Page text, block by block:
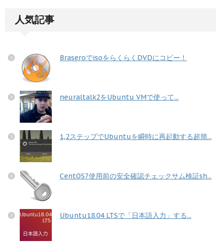
人気記事
BraseroでisoをらくらくDVDにコピー！
neuraltalk2をUbuntu VMで使って...
1,2ステップでUbuntuを瞬時に再起動する超簡...
CentOS7使用前の安全確認チェックサム検証sh...
Ubuntu18.04 LTSで「日本語入力」する...